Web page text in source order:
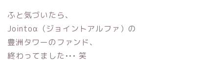
ふと気づいたら、
Jointoα（ジョイントアルファ）の
豊洲タワーのファンド、
終わってました••• 笑